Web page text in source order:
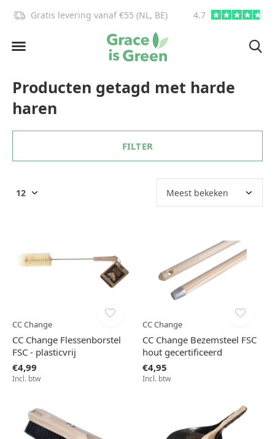
Gratis levering vanaf €55 (NL, BE) 4.7
Producten getagd met harde
haren
FILTER
CC Change
CC Change Flessenborstel
FSC - plasticvrij
€4,99
Incl. btw
CC Change
CC Change Bezemsteel FSC
hout gecertificeerd
€4,95
Incl. btw